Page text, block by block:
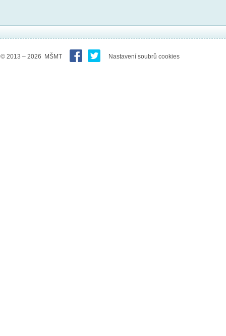
© 2013 – 2026 MŠMT Nastavení soubrů cookies